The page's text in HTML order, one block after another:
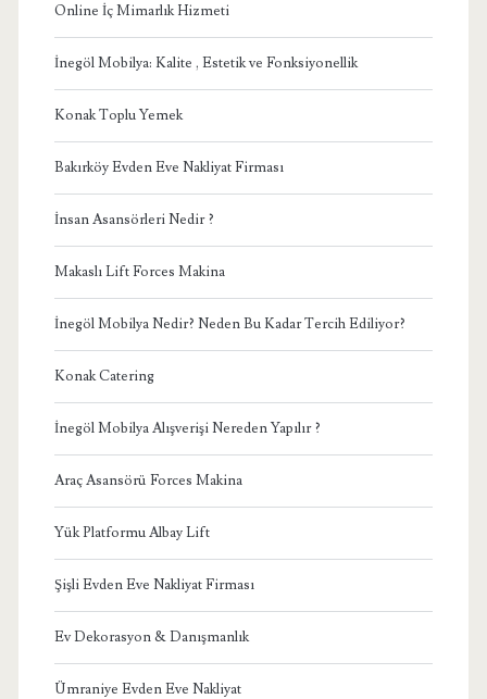
Online İç Mimarlık Hizmeti
İnegöl Mobilya: Kalite , Estetik ve Fonksiyonellik
Konak Toplu Yemek
Bakırköy Evden Eve Nakliyat Firması
İnsan Asansörleri Nedir ?
Makaslı Lift Forces Makina
İnegöl Mobilya Nedir? Neden Bu Kadar Tercih Ediliyor?
Konak Catering
İnegöl Mobilya Alışverişi Nereden Yapılır ?
Araç Asansörü Forces Makina
Yük Platformu Albay Lift
Şişli Evden Eve Nakliyat Firması
Ev Dekorasyon & Danışmanlık
Ümraniye Evden Eve Nakliyat